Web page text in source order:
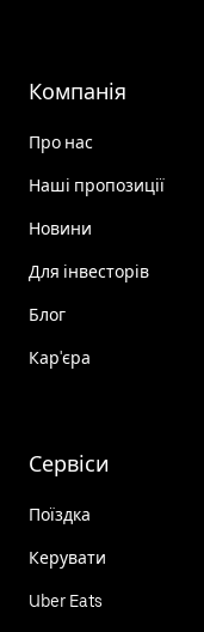
Компанія
Про нас
Наші пропозиції
Новини
Для інвесторів
Блог
Кар'єра
Сервіси
Поїздка
Керувати
Uber Eats